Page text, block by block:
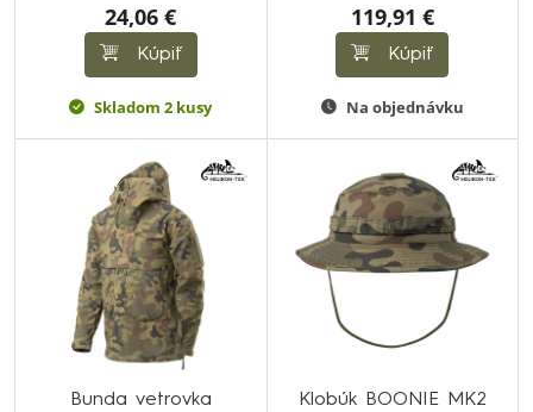
24,06 €
Kúpiť
Skladom 2 kusy
119,91 €
Kúpiť
Na objednávku
Bunda vetrovka
Klobúk BOONIE MK2